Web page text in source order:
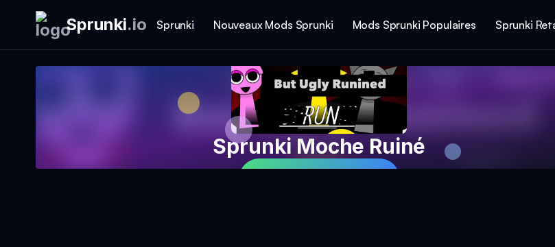
Sprunki.io Sprunki Nouveaux Mods Sprunki Mods Sprunki Populaires Sprunki
Sprunki Moche Ruiné